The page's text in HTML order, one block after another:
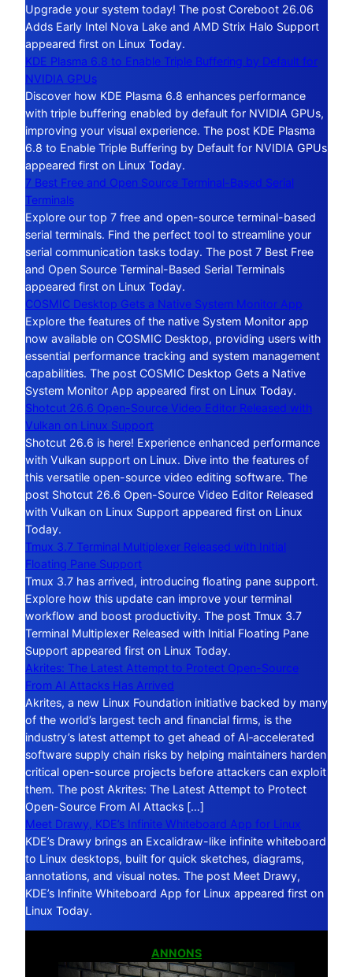
Upgrade your system today! The post Coreboot 26.06
Adds Early Intel Nova Lake and AMD Strix Halo Support
appeared first on Linux Today.
KDE Plasma 6.8 to Enable Triple Buffering by Default for
NVIDIA GPUs
Discover how KDE Plasma 6.8 enhances performance
with triple buffering enabled by default for NVIDIA GPUs,
improving your visual experience. The post KDE Plasma
6.8 to Enable Triple Buffering by Default for NVIDIA GPUs
appeared first on Linux Today.
7 Best Free and Open Source Terminal-Based Serial
Terminals
Explore our top 7 free and open-source terminal-based
serial terminals. Find the perfect tool to streamline your
serial communication tasks today. The post 7 Best Free
and Open Source Terminal-Based Serial Terminals
appeared first on Linux Today.
COSMIC Desktop Gets a Native System Monitor App
Explore the features of the native System Monitor app
now available on COSMIC Desktop, providing users with
essential performance tracking and system management
capabilities. The post COSMIC Desktop Gets a Native
System Monitor App appeared first on Linux Today.
Shotcut 26.6 Open-Source Video Editor Released with
Vulkan on Linux Support
Shotcut 26.6 is here! Experience enhanced performance
with Vulkan support on Linux. Dive into the features of
this versatile open-source video editing software. The
post Shotcut 26.6 Open-Source Video Editor Released
with Vulkan on Linux Support appeared first on Linux
Today.
Tmux 3.7 Terminal Multiplexer Released with Initial
Floating Pane Support
Tmux 3.7 has arrived, introducing floating pane support.
Explore how this update can improve your terminal
workflow and boost productivity. The post Tmux 3.7
Terminal Multiplexer Released with Initial Floating Pane
Support appeared first on Linux Today.
Akrites: The Latest Attempt to Protect Open-Source
From AI Attacks Has Arrived
Akrites, a new Linux Foundation initiative backed by many
of the world’s largest tech and financial firms, is the
industry’s latest attempt to get ahead of AI‑accelerated
software supply chain risks by helping maintainers harden
critical open-source projects before attackers can exploit
them. The post Akrites: The Latest Attempt to Protect
Open-Source From AI Attacks […]
Meet Drawy, KDE’s Infinite Whiteboard App for Linux
KDE’s Drawy brings an Excalidraw-like infinite whiteboard
to Linux desktops, built for quick sketches, diagrams,
annotations, and visual notes. The post Meet Drawy,
KDE’s Infinite Whiteboard App for Linux appeared first on
Linux Today.
ANNONS